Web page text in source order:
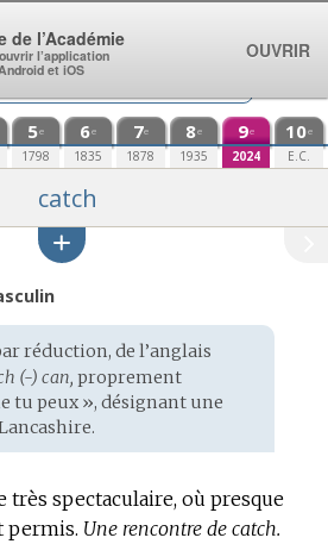
5e
1798
6e
1835
7e
1878
8e
1935
9e
2024
10e
E.C.
catch
réduction, de l’anglais
(-) can, proprement
tu peux », désignant une
très spectaculaire, où presque
permis. Une rencontre de catch.
de l’Académie
l’application
et iOS
OUVRIR